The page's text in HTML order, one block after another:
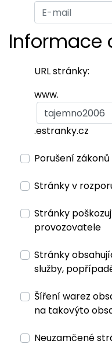
Informace
URL stránky:
www.
.estranky.cz
Porušení
Stránky v
Stránky
provozovatele
Stránky
služby,
Šíření warez
na takovýto
Neuzamčené